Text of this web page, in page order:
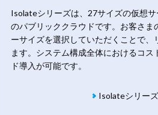
Isolateシリーズは、27サイズの仮想
のパブリッククラウドです。お客さ
ーサイズを選択していただくことで、
ます。システム構成全体におけるコ
ド導入が可能です。
Isolateシリー